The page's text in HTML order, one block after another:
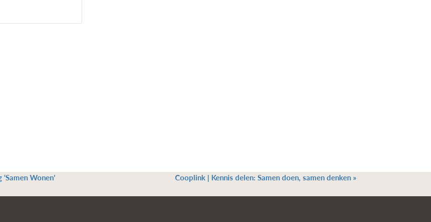
Wonen’ Cooplink | Kennis delen: Samen doen, samen denken »